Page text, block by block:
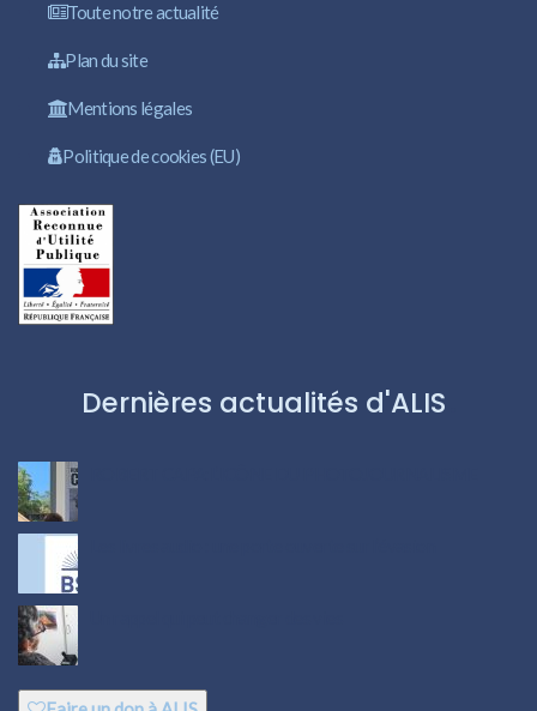
Toute notre actualité
Plan du site
Mentions légales
Politique de cookies (EU)
Dernières actualités d'ALIS